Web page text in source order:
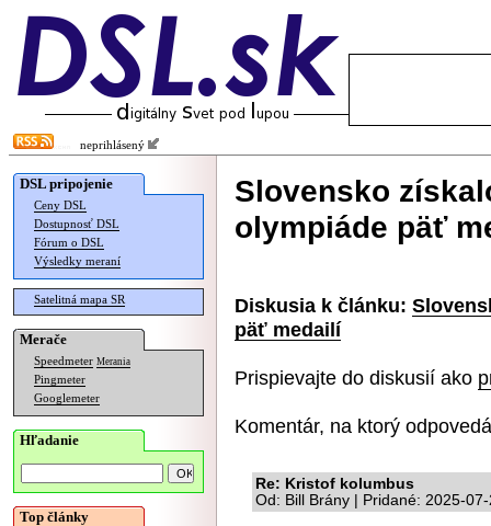
neprihlásený
DSL pripojenie
Ceny DSL
Dostupnosť DSL
Fórum o DSL
Výsledky meraní
Satelitná mapa SR
Merače
Speedmeter Merania
Pingmeter
Googlemeter
Hľadanie
Top články
Slovensko
olympiáde päť
Diskusia k článku:
päť medailí
Prispievajte do diskusií ako
Komentár, na ktorý
Re: Kristof kolumbus
Od: Bill Brány | Pridané: 2025-